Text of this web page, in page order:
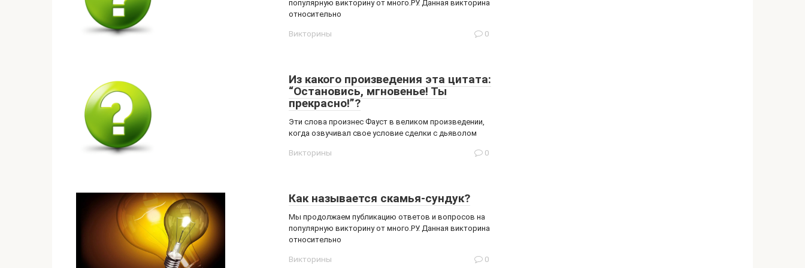
популярную викторину от много.РУ. Данная викторина
относительно
Викторины 0
Из какого произведения эта цитата:
“Остановись, мгновенье! Ты
прекрасно!”?
Эти слова произнес Фауст в великом произведении,
когда озвучивал свое условие сделки с дьяволом
Викторины 0
Как называется скамья-сундук?
Мы продолжаем публикацию ответов и вопросов на
популярную викторину от много.РУ. Данная викторина
относительно
Викторины 0